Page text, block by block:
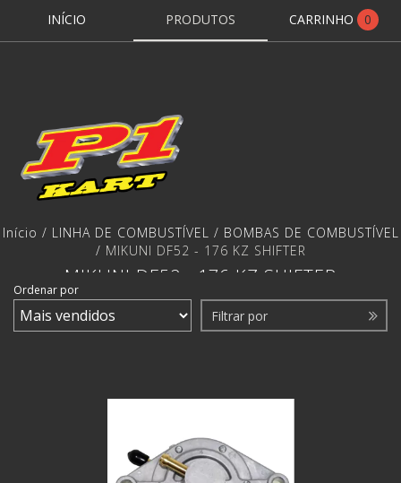
INÍCIO PRODUTOS CARRINHO 0
Início / LINHA DE COMBUSTÍVEL / BOMBAS DE COMBUSTÍVEL
/ MIKUNI DF52 - 176 KZ SHIFTER
MIKUNI DF52 - 176 KZ SHIFTER
Ordenar por
Filtrar por